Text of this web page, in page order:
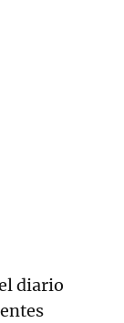
diario